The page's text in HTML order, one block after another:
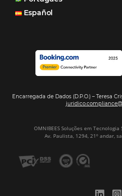
Motor de Reservas é
resposta bacana." -
Veja Casos de Éxito
Sign our
Newsletter